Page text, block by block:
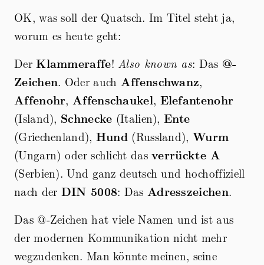
OK, was soll der Quatsch. Im Titel steht ja,
worum es heute geht:
DerKlammeraffe! Also known as: Das @-
Zeichen. Oder auch Affenschwanz,
Affenohr,Affenschaukel, Elefantenohr
(Island), Schnecke (Italien),Ente
(Griechenland), Hund (Russland), Wurm
(Ungarn) oder schlicht dasverrückte A
(Serbien). Und ganz deutsch und hochoffiziell
nach der DIN 5008: Das Adresszeichen.
Das @-Zeichen hat viele Namen und ist aus
der modernen Kommunikation nicht mehr
wegzudenken. Man könnte meinen, seine